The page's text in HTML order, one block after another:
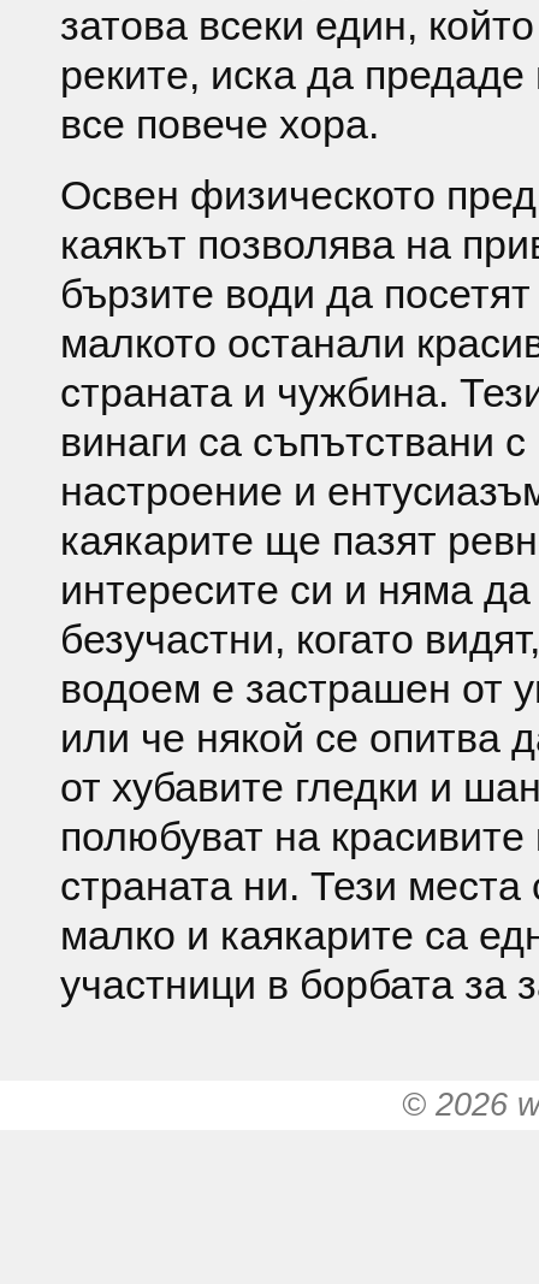
затова всеки един,
реките, иска да
все повече хора.
Освен физическото
каякът позволява на
бързите води да
малкото останали
страната и чужбина.
винаги са съпътствани с
настроение и
каякарите ще пазят
интересите си и няма да
безучастни, когато
водоем е застрашен от
или че някой се опитва
от хубавите гледки и
полюбуват на красивите
страната ни. Тези места
малко и каякарите са
участници в борбата за
© 2026